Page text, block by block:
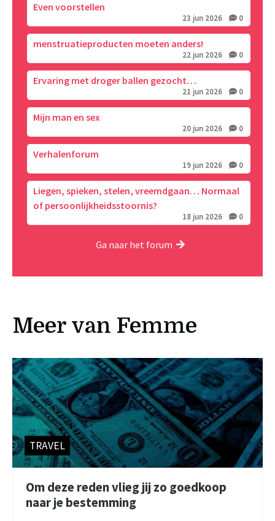
Even voorstellen
23 jun 2026 0
menstruatieproducten moeten anders!
22 jun 2026 0
Ervaring met droger ballen gezocht…
21 jun 2026 0
Mijn man en sex
20 jun 2026 0
Verhalenforum
19 jun 2026 0
Liegen, spieken, stelen, vreemdgaan… Normaal
of persoonlijkheidsstoornis?
18 jun 2026 0
Ga naar het forum
Meer van Femme
TRAVEL
Om deze reden vlieg jij zo goedkoop
naar je bestemming